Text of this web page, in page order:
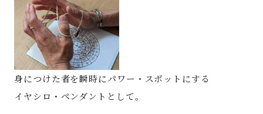
身につけた者を瞬時にパワー・スポットにする
イヤシロ・ペンダントとして。